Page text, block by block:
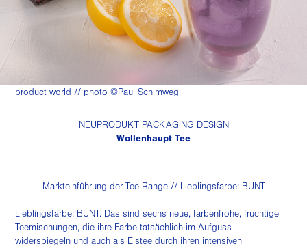
product world // photo ©Paul Schimweg
NEUPRODUKT PACKAGING DESIGN
Wollenhaupt Tee
Markteinführung der Tee-Range // Lieblingsfarbe: BUNT
Lieblingsfarbe: BUNT. Das sind sechs neue, farbenfrohe, fruchtige
Teemischungen, die ihre Farbe tatsächlich im Aufguss
widerspiegeln und auch als Eistee durch ihren intensiven